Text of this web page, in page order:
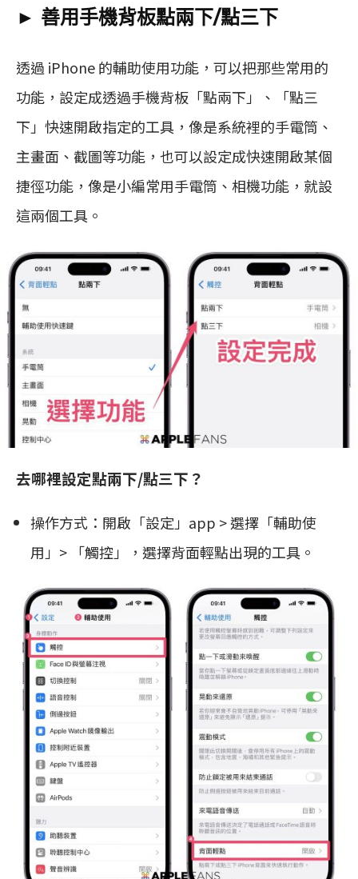
► 善用手機背板點兩下/點三下
透過 iPhone 的輔助使用功能，可以把那些常用的
功能，設定成透過手機背板「點兩下」、「點三
下」快速開啟指定的工具，像是系統裡的手電筒、
主畫面、截圖等功能，也可以設定成快速開啟某個
捷徑功能，像是小編常用手電筒、相機功能，就設
這兩個工具。
去哪裡設定點兩下/點三下？
操作方式：開啟「設定」app > 選擇「輔助使
用」> 「觸控」，選擇背面輕點出現的工具。